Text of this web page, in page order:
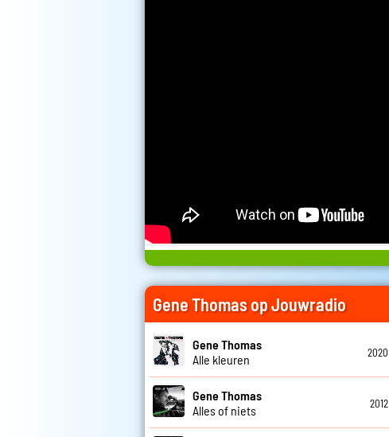
Gene Thomas op Jouwradio
Gene Thomas
Alle kleuren
2020
Gene Thomas
Alles of niets
2012